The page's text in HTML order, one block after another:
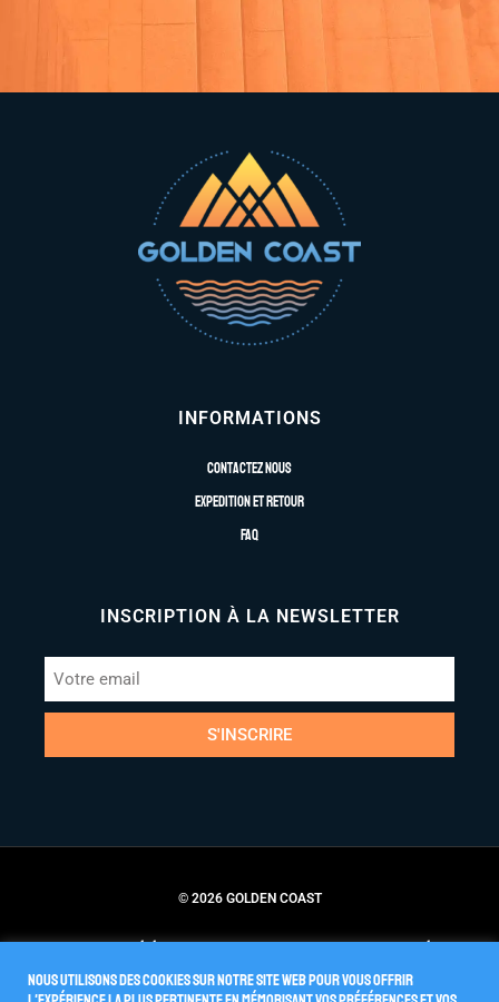
INFORMATIONS
Contactez nous
Expedition et retour
FAQ
INSCRIPTION À LA NEWSLETTER
S'INSCRIRE
© 2026 GOLDEN COAST
Nous utilisons des cookies sur notre site Web pour vous offrir